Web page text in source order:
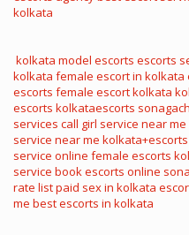
kolkata
kolkata model escorts escorts
kolkata female escort in kolkata
escorts female escort kolkata
escorts kolkataescorts
services call girl service near me
service near me kolkata+escorts
service online female escorts
service book escorts online
rate listpaid sex in kolkata
me best escorts in kolkata